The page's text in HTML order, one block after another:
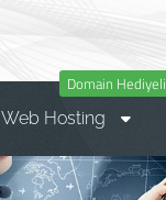
Domain Hediyeli
Web Hosting